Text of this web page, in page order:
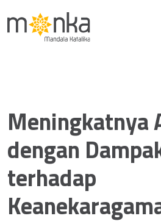
Meningkatnya
dengan
terhadap